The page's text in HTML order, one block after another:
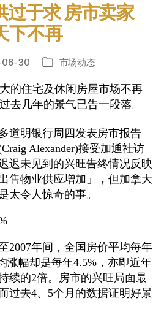
过于求 房市卖家
下不再
06-30
分 市场动态
的住宅及休闲房屋市场不再
去几年的景气已告一段落。
道明银行周四发表房市报告
Alexander)接受加通社访
迟未见到的兴旺告终情况反映
售物业供应增加」，但加拿大
太令人惊奇的事。
2007年间，全国房价平均每年
涨幅却是每年4.5%，亦即近年
续的2倍。房市的兴旺局面最
过去4、5个月的数据证明好景